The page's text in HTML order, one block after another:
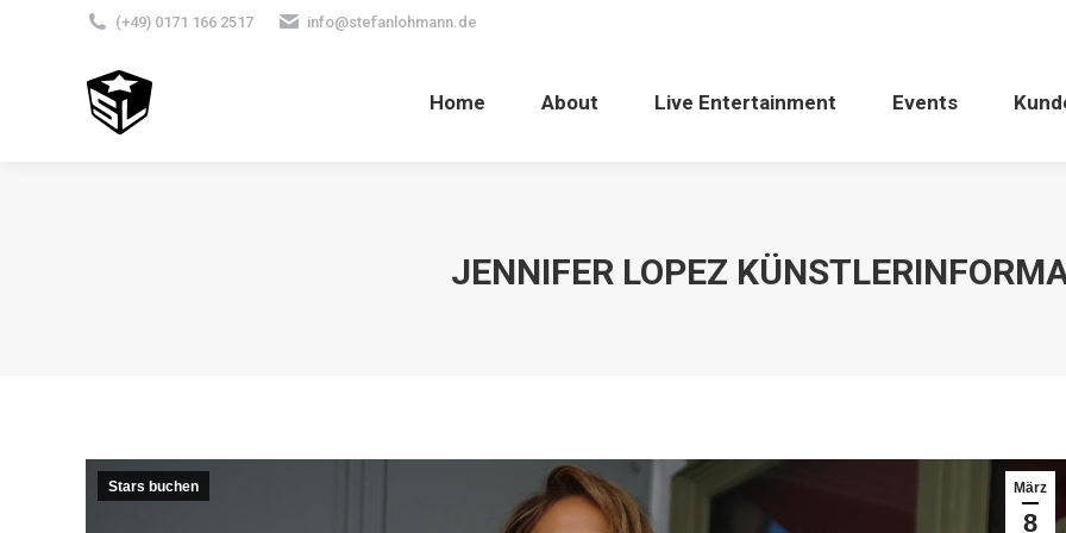
(+49) 0171 166 2517 info@stefanlohmann.de
Home About Live Entertainment Events
JENNIFER LOPEZ
März
8
Stars buchen